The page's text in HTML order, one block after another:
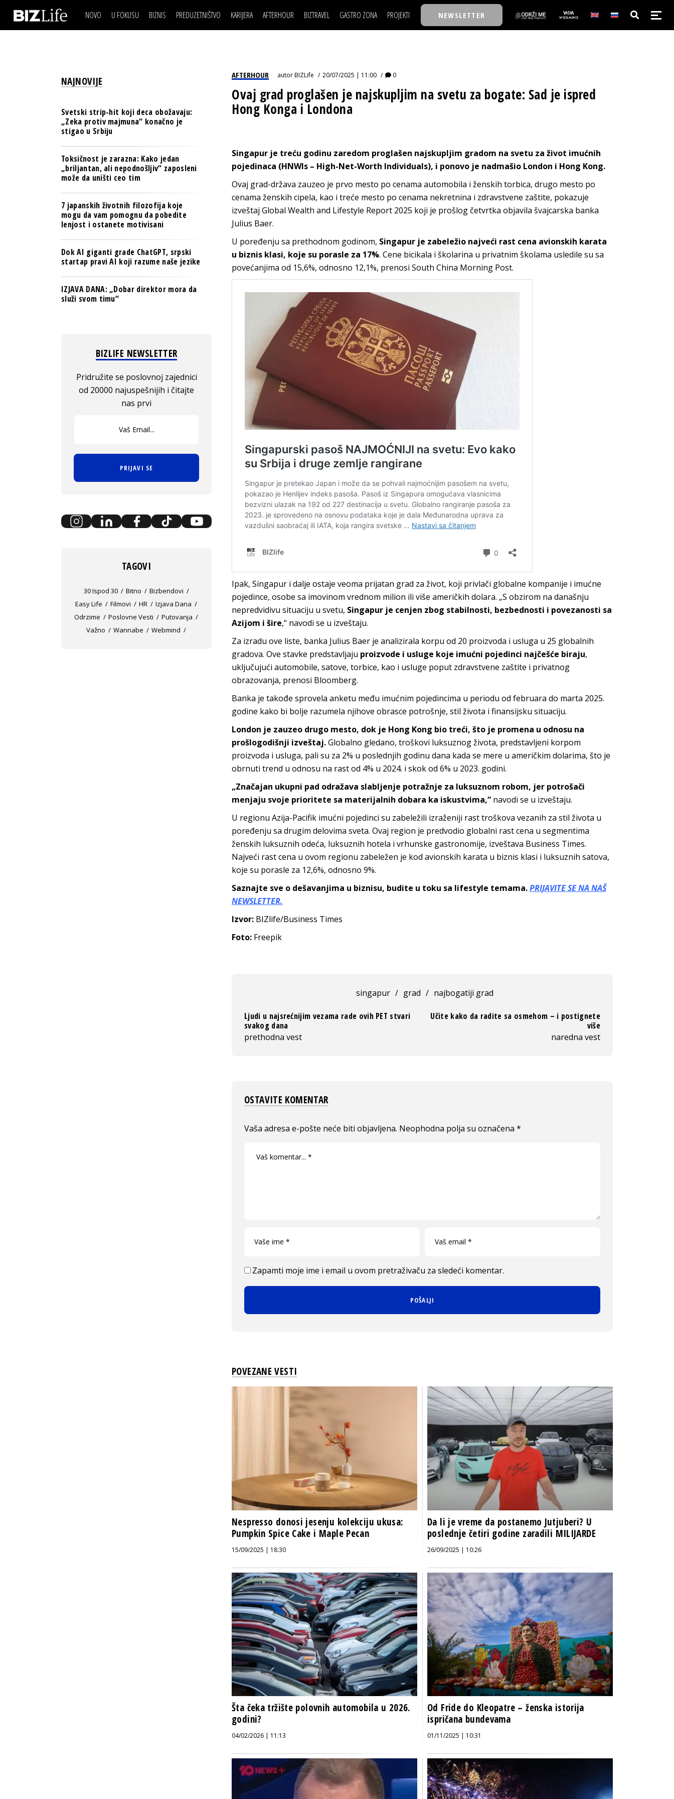
NOVO U FOKUSU BIZNIS
BREND I KOMUNIKACIJE
BANKE
TECH I AI
BIZNIS & SPORT
PULS REGIONA
NOVO NA RAFU
PREDUZETNIŠTVO KARIJERA
MOJ UGAO
USAVRŠAVANJE
KNOW-HOW
AFTERHOUR
STIL
WELLBEING
BIZTRAVEL GASTRO ZONA PROJEKTI
BACK TO OFFICE/SCHOOL
BMW BIZNIS LIGA
BIZLIFE WEEK
NEWSLETTER
IZJAVA DANABIZNIS SCENA
OSIGURANJE
TECH I AI
PULS REGIONA
POSAO
USAVRŠAVANJE
KNOW-HOW
FILM I SCENA
STIL
WELLBEING
NAJKOLEGA
BIZBENDOVI
IZJAVA GODINE
AFTERHOUR autorBIZLife 20/07/2025 | 11:00 0
Ovaj grad proglašen je najskupljim na svetu za bogate: Sad je ispred
Hong Konga i Londona
Singapur je treću godinu zaredom proglašen najskupljim gradom na svetu za život imućnih
pojedinaca (HNWIs – High-Net-Worth Individuals), i ponovo je nadmašio London i Hong Kong.
Ovaj grad-država zauzeo je prvo mesto po cenama automobila i ženskih torbica, drugo mesto po
cenama ženskih cipela, kao i treće mesto po cenama nekretnina i zdravstvene zaštite, pokazuje
izveštaj Global Wealth and Lifestyle Report 2025 koji je prošlog četvrtka objavila švajcarska banka
Julius Baer.
U poređenju sa prethodnom godinom, Singapur je zabeležio najveći rast cena avionskih karata
u biznis klasi, koje su porasle za 17%. Cene bicikala i školarina u privatnim školama usledile su sa
povećanjima od 15,6%, odnosno 12,1%, prenosi South China Morning Post.
Ipak, Singapur i dalje ostaje veoma prijatan grad za život, koji privlači globalne kompanije i imućne
pojedince, osobe sa imovinom vrednom milion ili više američkih dolara. „S obzirom na današnju
nepredvidivu situaciju u svetu, Singapur je cenjen zbog stabilnosti, bezbednosti i povezanosti sa
Azijom i šire,“ navodi se u izveštaju.
Za izradu ove liste, banka Julius Baer je analizirala korpu od 20 proizvoda i usluga u 25 globalnih
gradova. Ove stavke predstavljaju proizvode i usluge koje imućni pojedinci najčešće biraju,
uključujući automobile, satove, torbice, kao i usluge poput zdravstvene zaštite i privatnog
obrazovanja, prenosi Bloomberg.
Banka je takođe sprovela anketu među imućnim pojedincima u periodu od februara do marta 2025.
godine kako bi bolje razumela njihove obrasce potrošnje, stil života i finansijsku situaciju.
London je zauzeo drugo mesto, dok je Hong Kong bio treći, što je promena u odnosu na
prošlogodišnji izveštaj.Globalno gledano, troškovi luksuznog života, predstavljeni korpom
proizvoda i usluga, pali su za 2% u poslednjih godinu dana kada se mere u američkim dolarima, što je
obrnuti trend u odnosu na rast od 4% u 2024. i skok od 6% u 2023. godini.
„Značajan ukupni pad odražava slabljenje potražnje za luksuznom robom, jer potrošači
menjaju svoje prioritete sa materijalnih dobara ka iskustvima,“ navodi se u izveštaju.
U regionu Azija-Pacifik imućni pojedinci su zabeležili izraženiji rast troškova vezanih za stil života u
poređenju sa drugim delovima sveta. Ovaj region je predvodio globalni rast cena u segmentima
ženskih luksuznih odeća, luksuznih hotela i vrhunske gastronomije, izveštava Business Times.
Najveći rast cena u ovom regionu zabeležen je kod avionskih karata u biznis klasi i luksuznih satova,
koje su porasle za 12,6%, odnosno 9%.
Saznajte sve o dešavanjima u biznisu, budite u toku sa lifestyle temama.PRIJAVITE SE NA NAŠ
NEWSLETTER.
Izvor: BIZlife/Business Times
Foto: Freepik
singapur / grad / najbogatiji grad
Ljudi u najsrećnijim vezama rade ovih PET stvari
svakog dana
prethodna vest
Učite kako da radite sa osmehom – i postignete
više
naredna vest
OSTAVITE KOMENTAR
Vaša adresa e-pošte neće biti objavljena. Neophodna polja su označena *
Zapamti moje ime i email u ovom pretraživaču za sledeći komentar.
POVEZANE VESTI
Nespresso donosi jesenju kolekciju ukusa:
Pumpkin Spice Cake i Maple Pecan
15/09/2025 | 18:30
Da li je vreme da postanemo Jutjuberi? U
poslednje četiri godine zaradili MILIJARDE
26/09/2025 | 10:26
Šta čeka tržište polovnih automobila u 2026.
godini?
04/02/2026 | 11:13
Od Fride do Kleopatre – ženska istorija
ispričana bundevama
01/11/2025 | 10:31
NAJNOVIJE
Svetski strip-hit koji deca obožavaju:
„Zeka protiv majmuna“ konačno je
stigao u Srbiju
Toksičnost je zarazna: Kako jedan
„briljantan, ali nepodnošljiv“ zaposleni
može da uništi ceo tim
7 japanskih životnih filozofija koje
mogu da vam pomognu da pobedite
lenjost i ostanete motivisani
Dok AI giganti grade ChatGPT, srpski
startap pravi AI koji razume naše jezike
IZJAVA DANA: „Dobar direktor mora da
služi svom timu“
BIZLIFE NEWSLETTER
Pridružite se poslovnoj zajednici
od 20000 najuspešnijih i čitajte
nas prvi
PRIJAVI SE
TAGOVI
30 Ispod 30 Bitno
Bizbendovi
Easy Life
Filmovi HR
Izjava Dana
Odrzime
Poslovne Vesti
Putovanja
Važno
Wannabe Webmind